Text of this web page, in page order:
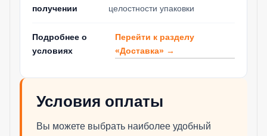
получении
целостности упаковки
Подробнее о
условиях
Перейти к разделу
«Доставка» →
Условия оплаты
Вы можете выбрать наиболее удобный